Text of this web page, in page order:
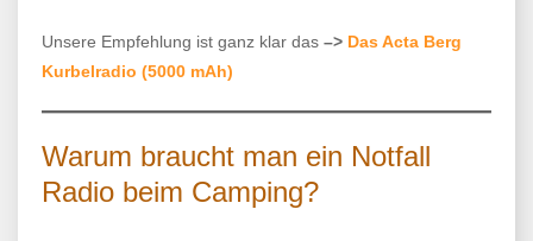
Unsere Empfehlung ist ganz klar das –> Das Acta Berg
Kurbelradio (5000 mAh)
Warum braucht man ein Notfall
Radio beim Camping?